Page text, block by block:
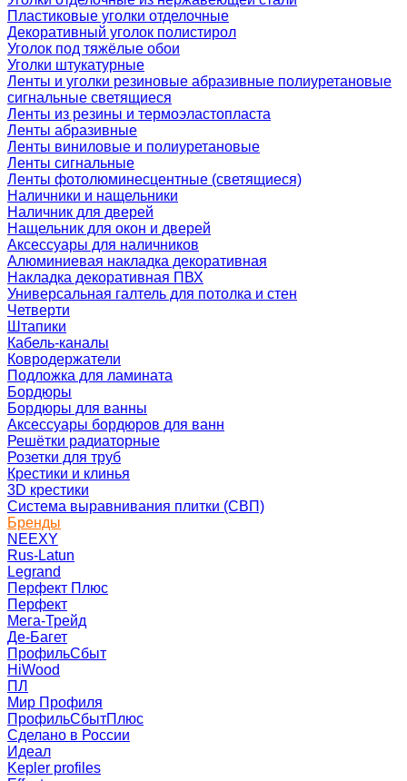
Пластиковые уголки отделочные
Декоративный уголок полистирол
Уголок под тяжёлые обои
Уголки штукатурные
Ленты и уголки резиновые абразивные полиуретановые
сигнальные светящиеся
Ленты из резины и термоэластопласта
Ленты абразивные
Ленты виниловые и полиуретановые
Ленты сигнальные
Ленты фотолюминесцентные (светящиеся)
Наличники и нащельники
Наличник для дверей
Нащельник для окон и дверей
Аксессуары для наличников
Алюминиевая накладка декоративная
Накладка декоративная ПВХ
Универсальная галтель для потолка и стен
Четверти
Штапики
Кабель-каналы
Ковродержатели
Подложка для ламината
Бордюры
Бордюры для ванны
Аксессуары бордюров для ванн
Решётки радиаторные
Розетки для труб
Крестики и клинья
3D крестики
Система выравнивания плитки (СВП)
Бренды
NEEXY
Rus-Latun
Legrand
Перфект Плюс
Перфект
Мега-Трейд
Де-Багет
ПрофильСбыт
HiWood
ПЛ
Мир Профиля
ПрофильСбытПлюс
Сделано в России
Идеал
Kepler profiles